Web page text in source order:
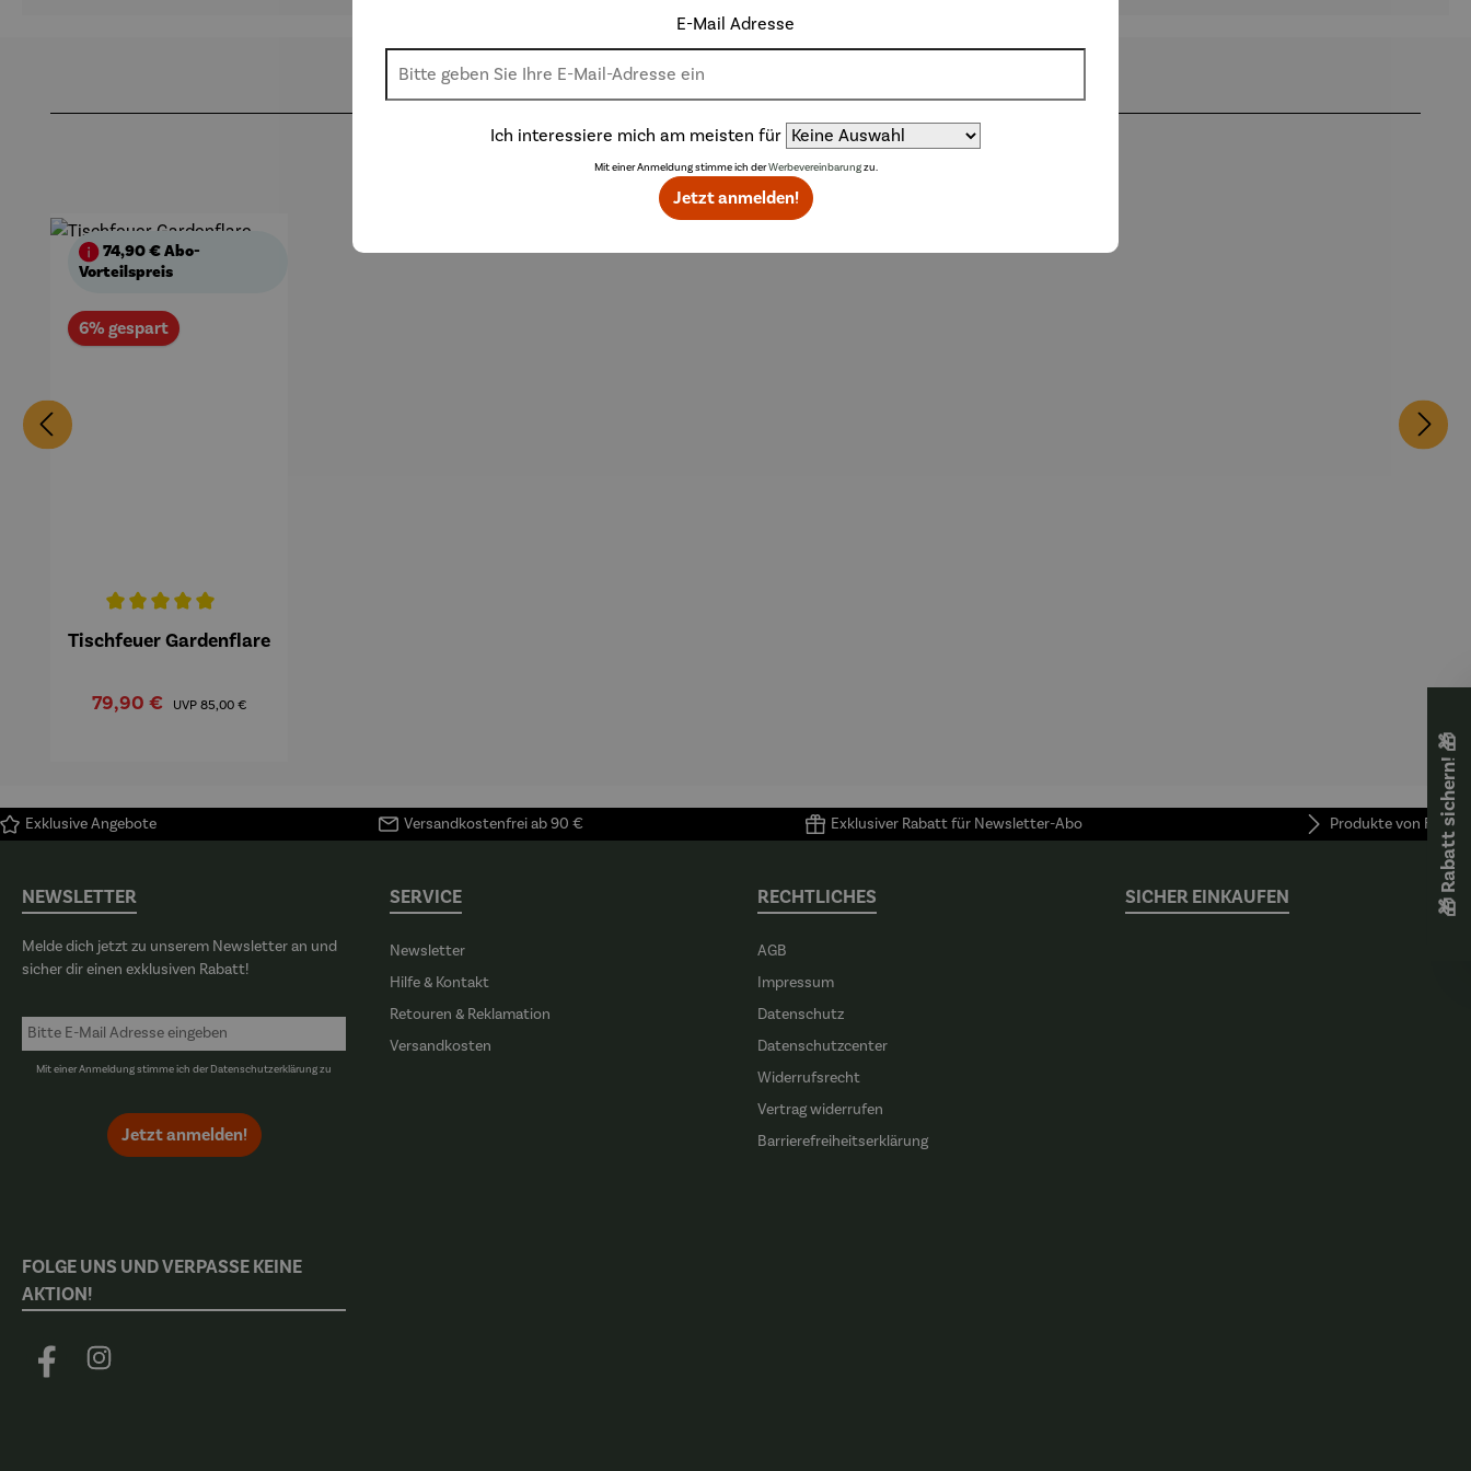
Weitere Produkte
6% gespartRabatt
74,90 €Abo-
Vorteilspreis
Durchschnittliche Bewertung von 5 von 5 Sternen
Tischfeuer Gardenflare
Verkaufspreis:
79,90 € UVP Regulärer Preis:
85,00 €
Exklusive Angebote Versandkostenfrei ab 90 € Exklusiver Rabatt für Newsletter-Abo Produkte von FUNKE
NEWSLETTER
Melde dich jetzt zu unserem Newsletter an und
sicher dir einen exklusiven Rabatt!
Mit einer Anmeldung stimme ich derDatenschutzerklärungzu
Jetzt anmelden!
SERVICE
Newsletter
Hilfe & Kontakt
Retouren & Reklamation
Versandkosten
RECHTLICHES
AGB
Impressum
Datenschutz
Datenschutzcenter
Widerrufsrecht
Vertrag widerrufen
Barrierefreiheitserklärung
SICHER EINKAUFEN
FOLGE UNS UND VERPASSE KEINE
AKTION!
Facebook Instagram
🎁 Rabatt sichern! 🎁
E-Mail Adresse
Ich interessiere mich am meisten für
Mit einer Anmeldung stimme ich derWerbevereinbarungzu.
Jetzt anmelden!